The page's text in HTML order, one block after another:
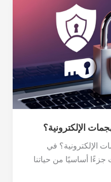
الإلكترونية؟
الإلكترونية؟ في
جزءًا أساسيًا من حياتنا